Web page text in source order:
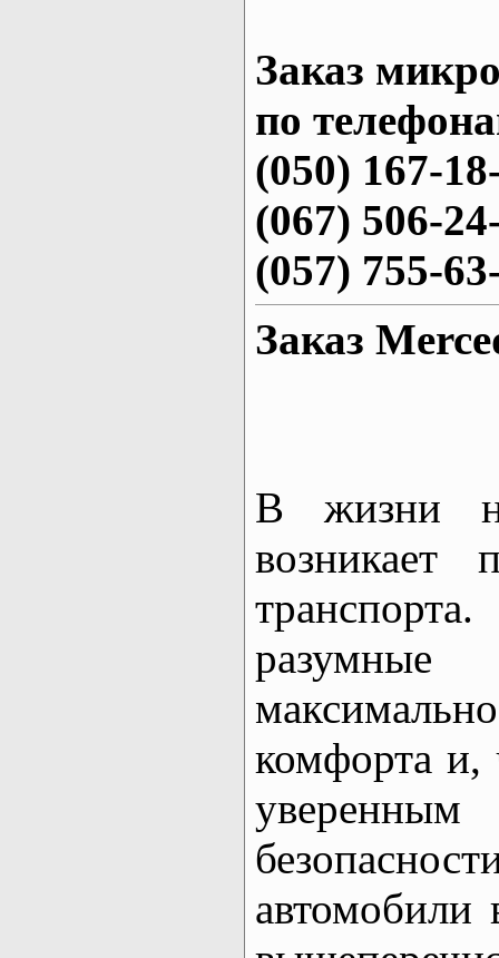
Заказ
по
(050) 167-
(067) 506-
(057) 755-
Заказ
В жизни
возникает
комфорта и,
автомобили